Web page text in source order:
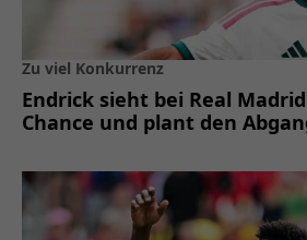
Zu viel Konkurrenz
Endrick sieht bei Real
Chance und plant den